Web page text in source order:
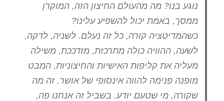
נוגע בנו?מה מהעולם החיצון הזה, המוקרן
ממסך, באמת יכול להשפיע עלינו?
כשהמדיטציה קורה, כל זה נעלם. לשניה, לדקה,
לשעה, ההוויה כולה מתרכזת, מזדככת, משילה
מעליה את קליפות האישיות והחיצוניות,המבט
מופנה פנימה להווה אינסופי של אושר. זה מה
שקורה, מי שטעם יודע. בשביל זה אנחנו פה,